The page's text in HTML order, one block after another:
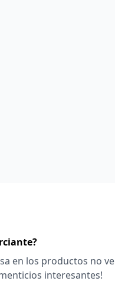
en los productos no
interesantes!